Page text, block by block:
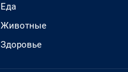
Еда
Животные
Здоровье